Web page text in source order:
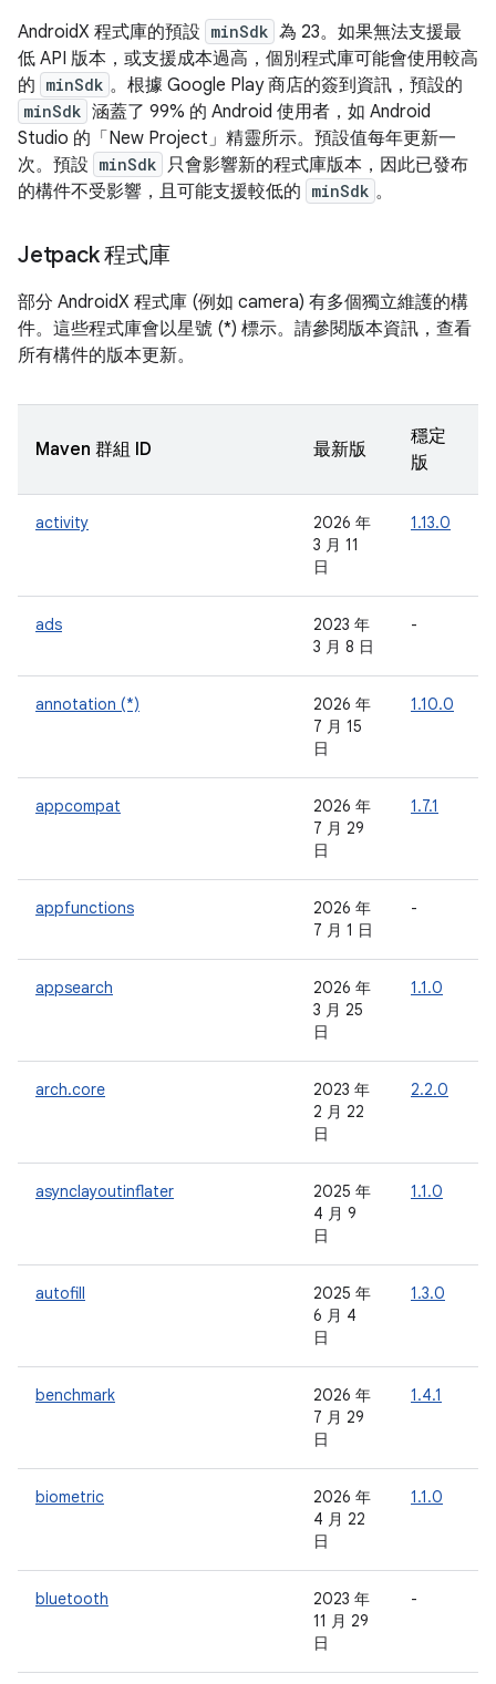
AndroidX 程式庫的預設 minSdk 為 23。如果無法支援最
低 API 版本，或支援成本過高，個別程式庫可能會使用較高
的 minSdk 。根據 Google Play 商店的簽到資訊，預設的
minSdk 涵蓋了 99% 的 Android 使用者，如 Android
Studio 的「New Project」精靈所示。預設值每年更新一
次。預設 minSdk 只會影響新的程式庫版本，因此已發布
的構件不受影響，且可能支援較低的 minSdk 。
Jetpack 程式庫
部分 AndroidX 程式庫 (例如 camera) 有多個獨立維護的構
件。這些程式庫會以星號 (*) 標示。請參閱版本資訊，查看
所有構件的版本更新。
Maven 群組 ID 最新版
穩定
版
activity
2026 年
3 月 11
日
1.13.0
ads
2023 年
3 月 8 日
-
annotation (*)
2026 年
7 月 15
日
1.10.0
appcompat
2026 年
7 月 29
日
1.7.1
appfunctions
2026 年
7 月 1 日
-
appsearch
2026 年
3 月 25
日
1.1.0
arch.core
2023 年
2 月 22
日
2.2.0
asynclayoutinflater
2025 年
4 月 9
日
1.1.0
autofill
2025 年
6 月 4
日
1.3.0
benchmark
2026 年
7 月 29
日
1.4.1
biometric
2026 年
4 月 22
日
1.1.0
bluetooth
2023 年
11 月 29
日
-